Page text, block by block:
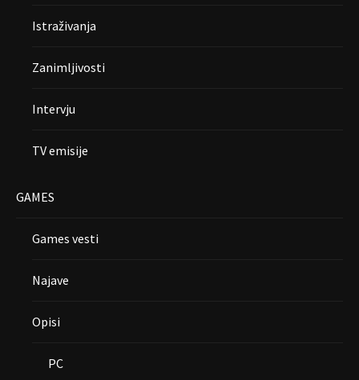
Istraživanja
Zanimljivosti
Intervju
TV emisije
GAMES
Games vesti
Najave
Opisi
PC